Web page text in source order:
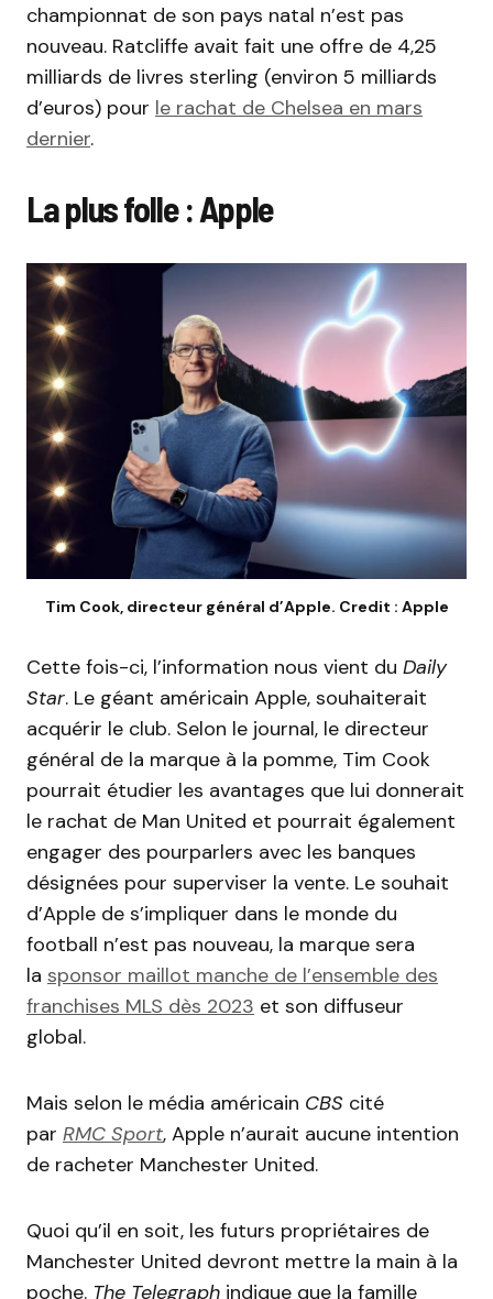
championnat de son pays natal n’est pas
nouveau. Ratcliffe avait fait une offre de 4,25
milliards de livres sterling (environ 5 milliards
d’euros) pour le rachat de Chelsea en mars
dernier.
La plus folle :Apple
Tim Cook, directeur général d’Apple. Credit : Apple
Cette fois-ci, l’information nous vient du Daily
Star. Le géant américain Apple, souhaiterait
acquérir le club. Selon le journal, le directeur
général de la marque à la pomme, Tim Cook
pourrait étudier les avantages que lui donnerait
le rachat de Man United et pourrait également
engager des pourparlers avec les banques
désignées pour superviser la vente. Le souhait
d’Apple de s’impliquer dans le monde du
football n’est pas nouveau, la marque sera
la sponsor maillot manche de l’ensemble des
franchises MLS dès 2023 et son diffuseur
global.
Mais selon le média américain CBS cité
par RMC Sport, Apple n’aurait aucune intention
de racheter Manchester United.
Quoi qu’il en soit, les futurs propriétaires de
Manchester United devront mettre la main à la
poche. The Telegraph indique que la famille